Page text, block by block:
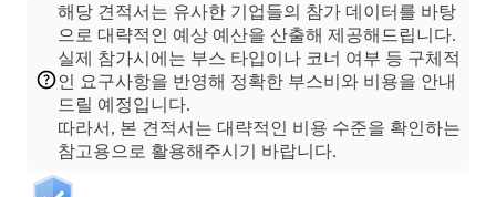
해당 견적서는 유사한 기업들의 참가 데이터를 바탕
으로 대략적인 예상 예산을 산출해 제공해드립니다.
실제 참가시에는 부스 타입이나 코너 여부 등 구체적
인 요구사항을 반영해 정확한 부스비와 비용을 안내
드릴 예정입니다.
따라서, 본 견적서는 대략적인 비용 수준을 확인하는